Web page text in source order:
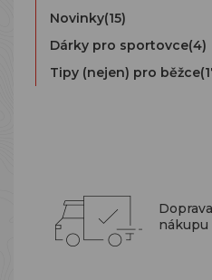
Novinky(15)
Dárky pro sportovce(4)
Tipy (nejen) pro běžce
nákupu